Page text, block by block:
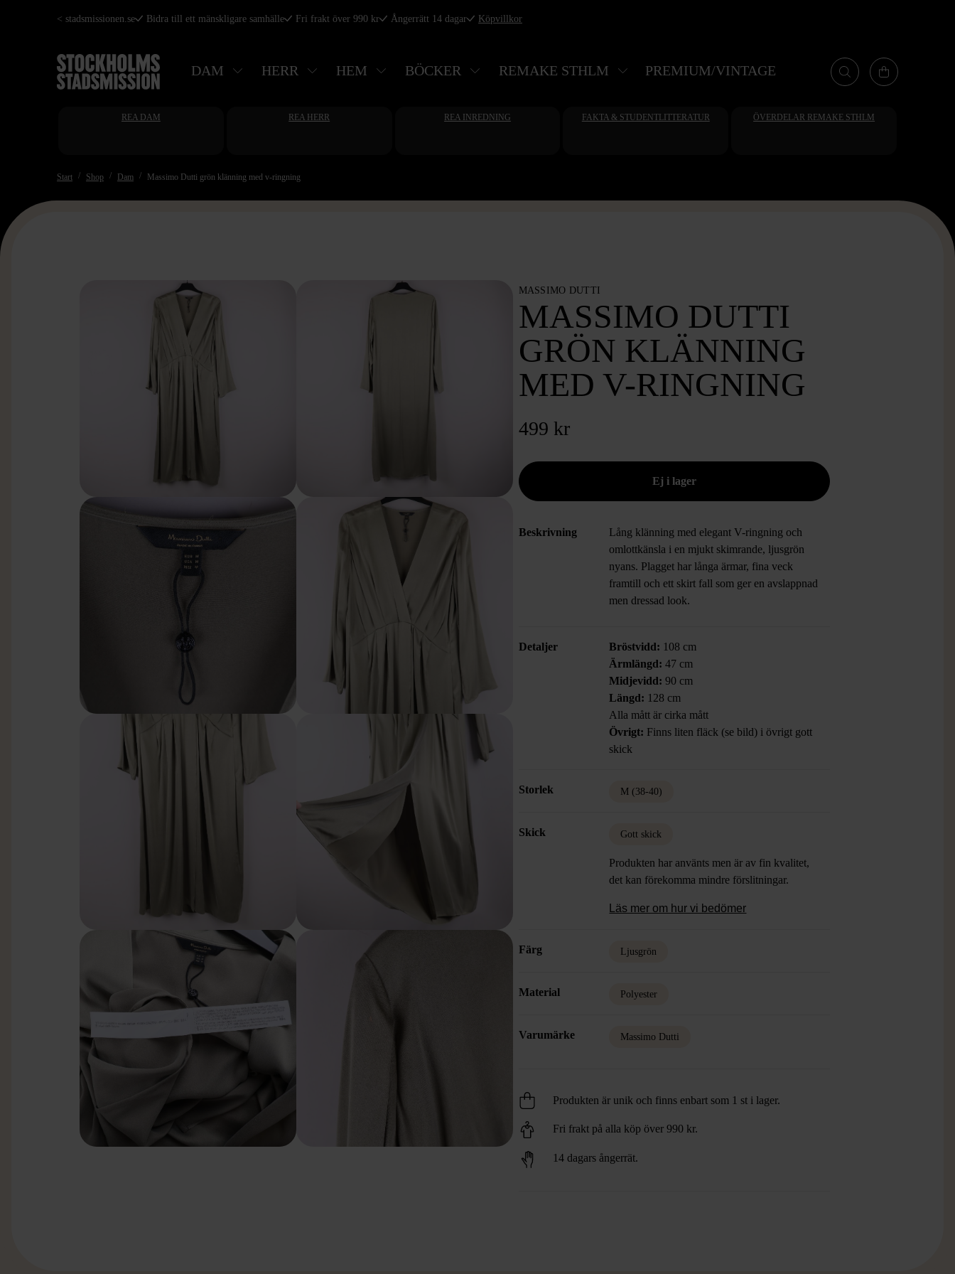
Hoppa
huvudinnehåll
< stadsmissionen.se Bidra till ett mänskligare samhälle Fri frakt över 990 kr Ångerrätt 14 dagar Köpvillkor
DAM HERR HEM BÖCKER REMAKE STHLM PREMIUM/VINTAGE
REA DAM REA HERR REA INREDNING FAKTA & STUDENTLITTERATUR ÖVERDELAR REMAKE STHLM
Start Shop Dam Massimo Dutti grön klänning med v-ringning
MASSIMO DUTTI
MASSIMO DUTTI
GRÖN KLÄNNING
MED V-RINGNING
499 kr
Beskrivning
Lång klänning med elegant V-ringning och
omlottkänsla i en mjukt skimrande, ljusgrön
nyans. Plagget har långa ärmar, fina veck
framtill och ett skirt fall som ger en avslappnad
men dressad look.
Detaljer Bröstvidd: 108 cm
Ärmlängd: 47 cm
Midjevidd: 90 cm
Längd: 128 cm
Alla mått är cirka mått
Övrigt: Finns liten fläck (se bild) i övrigt gott
skick
Storlek M (38-40)
Skick Gott skick
Produkten har använts men är av fin kvalitet,
det kan förekomma mindre förslitningar.
Läs mer om hur vi bedömer
Färg Ljusgrön
Material Polyester
Varumärke Massimo Dutti
Produkten är unik och finns enbart som 1 st i lager.
Fri frakt på alla köp över 990 kr.
14 dagars ångerrät.